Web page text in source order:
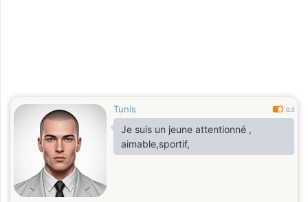
Tunis 0.3
Je suis un jeune attentionné ,
aimable,sportif,